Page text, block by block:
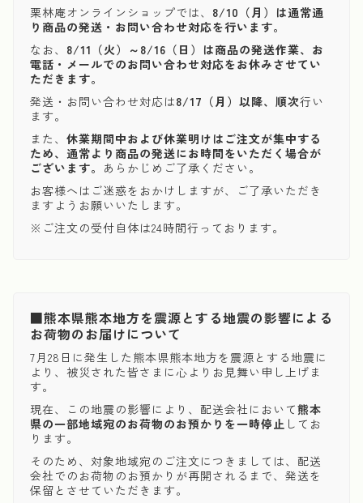
栗林庵オンラインショップでは、 8/10（月）は通常通
り商品の発送・お問い合わせ対応を行います。
なお、 8/11（火）～8/16（日）は商品の発送作業、お
電話・メールでのお問い合わせ対応をお休みさせてい
ただきます。
発送・お問い合わせ対応は8/17（月）以降、順次行い
ます。
また、 休業期間中および休業明けはご注文が集中する
ため、通常より商品の発送にお時間をいただく場合が
ございます。 あらかじめご了承ください。
お客様へはご迷惑をおかけしますが、ご了承いただき
ますようお願いいたします。
※ご注文の受付自体は24時間行っております。
■熊本県熊本地方を震源とする地震の影響による
お荷物のお届けについて
7月28日に発生した熊本県熊本地方を震源とする地震に
より、被災された皆さまに心よりお見舞い申し上げま
す。
現在、この地震の影響により、配送会社において熊本
県の一部地域宛のお荷物のお預かりを一時停止 してお
ります。
そのため、対象地域宛のご注文につきましては、配送
会社でのお荷物のお預かりが再開されるまで、発送を
保留とさせていただきます。